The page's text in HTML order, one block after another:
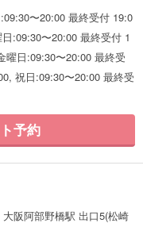
〜20:00 最終受付 19:0
:09:30〜20:00 最終受付 1
曜日:09:30〜20:00 最終受
祝日:09:30〜20:00 最終受
予約
阪阿部野橋駅 出口5(松崎